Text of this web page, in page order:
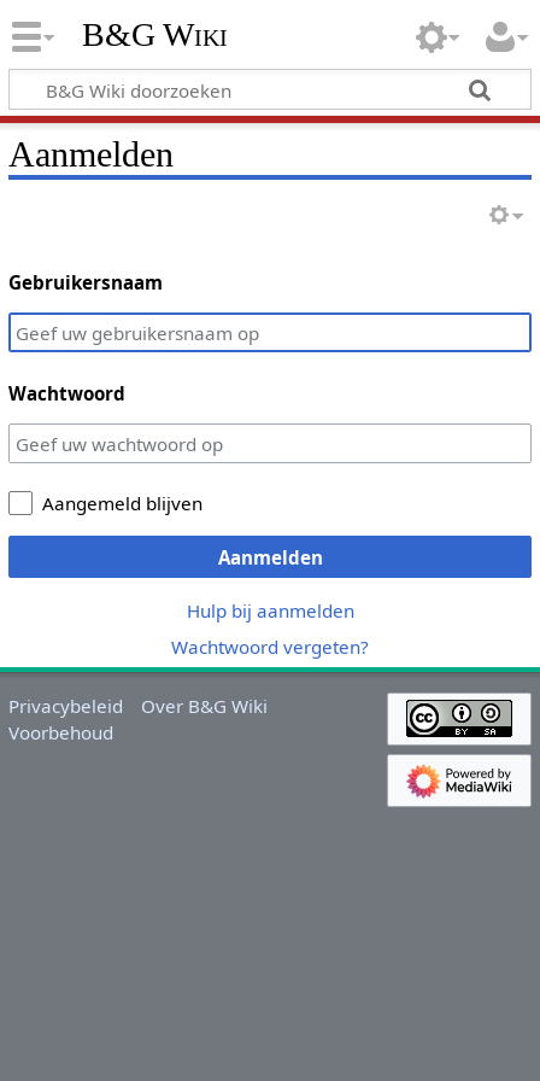
B&G Wiki
Aanmelden
Gebruikersnaam
Wachtwoord
Aangemeld blijven
Aanmelden
Hulp bij aanmelden
Wachtwoord vergeten?
Privacybeleid
Over B&G Wiki
Voorbehoud